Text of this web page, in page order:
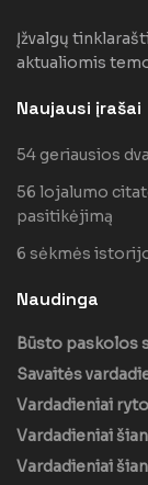
Įžvalgų
aktualiomis
Naujausi įrašai
54 geriausios
56 lojalumo
pasitikėjimą
6 sėkmės
Naudinga
Būsto paskolos
Savaitės
Vardadieniai
Vardadieniai
Vardadieniai